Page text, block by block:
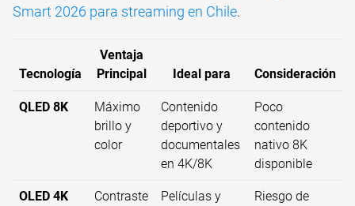
Smart 2026 para streaming en Chile.
Tecnología
Ventaja
Principal
Ideal para Consideración
QLED 8K
Máximo
brillo y
color
Contenido
deportivo y
documentales
en 4K/8K
Poco
contenido
nativo 8K
disponible
OLED 4K
Contraste
Películas y
Riesgo de